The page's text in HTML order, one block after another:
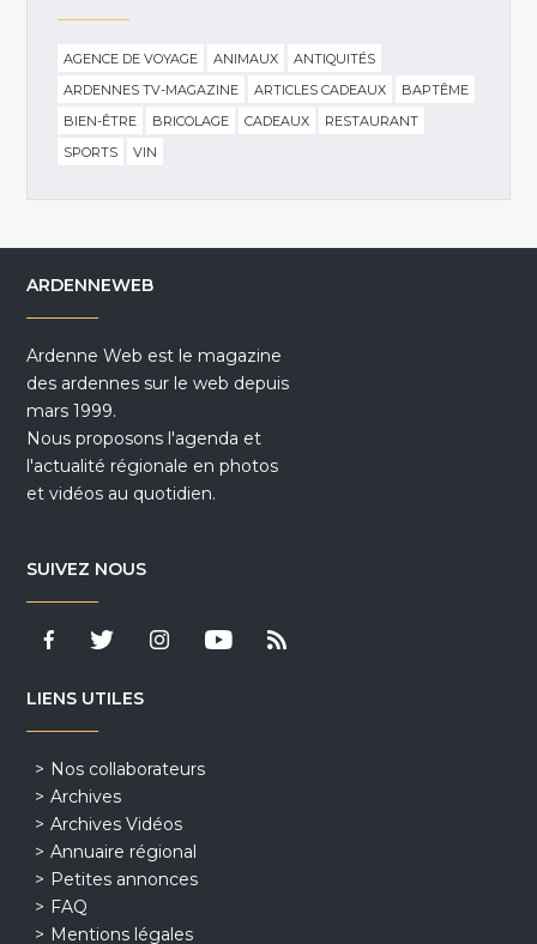
AGENCE DE VOYAGE ANIMAUX
ANTIQUITÉS
ARDENNES TV-MAGAZINE
ARTICLES CADEAUX
BAPTÊME
BIEN-ÊTRE
BRICOLAGE CADEAUX
RESTAURANT
SPORTS
VIN
ARDENNEWEB
Ardenne Web est le magazine
des ardennes sur le web depuis
mars 1999.
Nous proposons l'agenda et
l'actualité régionale en photos
et vidéos au quotidien.
SUIVEZ NOUS
LIENS UTILES
Nos collaborateurs
Archives
Archives Vidéos
Annuaire régional
Petites annonces
FAQ
Mentions légales